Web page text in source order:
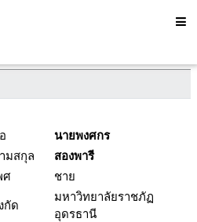
นายพงศกร
มสกุล
สองพารี
ศ
ชาย
กัด
มหาวิทยาลัยราชภัฏ
อุดรธานี